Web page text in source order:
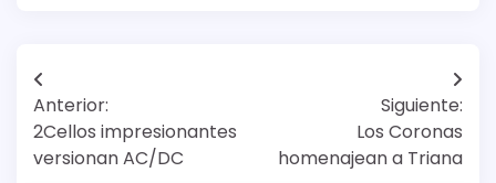
Navegación
de
entradas
Anterior:
2Cellos impresionantes
versionan AC/DC
Siguiente:
Los Coronas
homenajean a Triana